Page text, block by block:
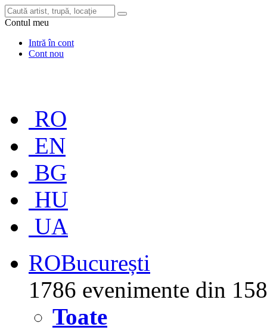
Contul meu
Intră în cont
Cont nou
RO
EN
BG
HU
UA
ROBucurești
1786 evenimente din
Toate